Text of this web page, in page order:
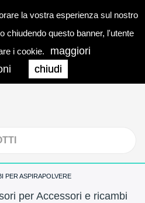
la vostra esperienza sul nostro
chiudendo questo banner, l'utente
i cookie.
maggiori
chiudi
0
PER ASPIRAPOLVERE
per Accessori e ricambi